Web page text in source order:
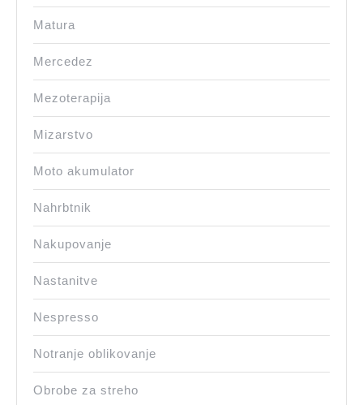
Matura
Mercedez
Mezoterapija
Mizarstvo
Moto akumulator
Nahrbtnik
Nakupovanje
Nastanitve
Nespresso
Notranje oblikovanje
Obrobe za streho